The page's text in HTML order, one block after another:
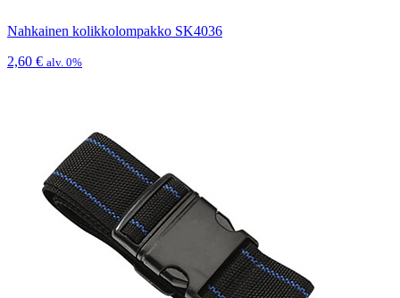
Nahkainen kolikkolompakko SK4036
2,60 € alv. 0%